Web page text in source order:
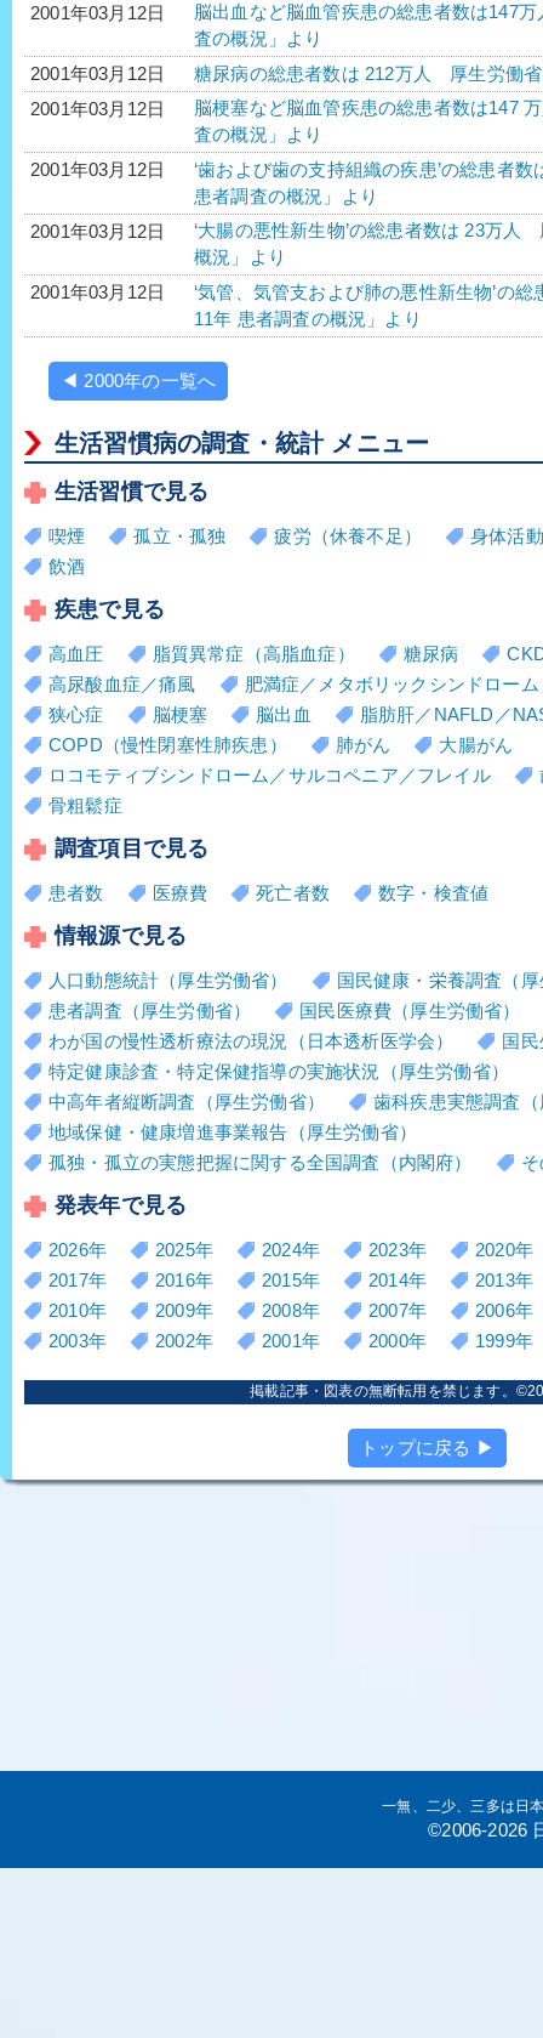
2001年03月12日
脳出血など脳血管疾患の総患者数は147
査の概況」より
2001年03月12日
糖尿病の総患者数は 212万人 厚生労働
2001年03月12日
脳梗塞など脳血管疾患の総患者数は147
査の概況」より
2001年03月12日
‘歯および歯の支持組織の疾患’の総患者
患者調査の概況」より
2001年03月12日
‘大腸の悪性新生物’の総患者数は 23万
概況」より
2001年03月12日
‘気管、気管支および肺の悪性新生物’の
11年 患者調査の概況」より
◀ 2000年の一覧へ
生活習慣病の調査・統計 メニュー
生活習慣で見る
喫煙 孤立・孤独 疲労（休養不足）
身体活
飲酒
疾患で見る
高血圧 脂質異常症（高脂血症） 糖尿病
高尿酸血症／痛風
肥満症／メタボリックシンドローム
狭心症
脳梗塞 脳出血
脂肪肝／NAFLD／
COPD（慢性閉塞性肺疾患）
肺がん
大腸がん
ロコモティブシンドローム／サルコペニア／フレイル
骨粗鬆症
調査項目で見る
患者数 医療費 死亡者数 数字・検査値
情報源で見る
人口動態統計（厚生労働省）
国民健康・栄養調査（
患者調査（厚生労働省）
国民医療費（厚生労働省）
わが国の慢性透析療法の現況（日本透析医学会）
国
特定健康診査・特定保健指導の実施状況（厚生労働省）
中高年者縦断調査（厚生労働省）
歯科疾患実態調査
地域保健・健康増進事業報告（厚生労働省）
孤独・孤立の実態把握に関する全国調査（内閣府）
発表年で見る
2026年 2025年 2024年 2023年
2020年
2017年
2016年 2015年 2014年
2013年
2010年
2009年 2008年 2007年
2006年
2003年
2002年 2001年 2000年 1999年
掲載記事・図表の無断転用を禁じます。
トップに戻る ▶
一無、二少、三多は日
©2006-2026